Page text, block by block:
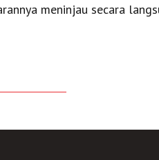
meninjau secara